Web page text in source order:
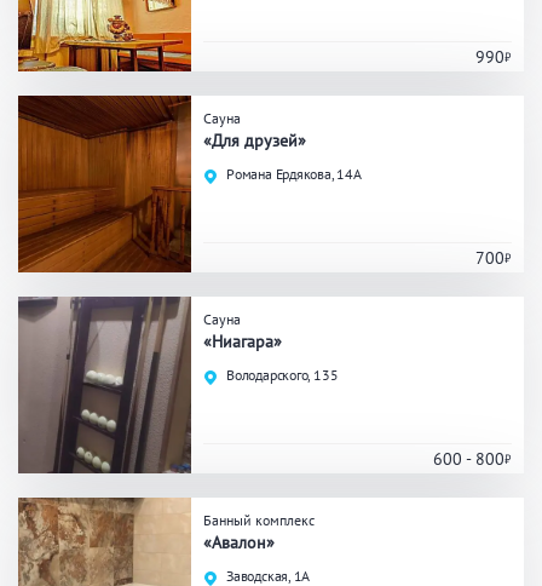
Вместимость
до 10 человек
от 20 человек
Массаж
Кедровая бочка
Парильщик/ банщик
СПА
Гидромассаж
Общие
990
Сауна
«Для друзей»
Романа Ердякова, 14А
700
Сауна
«Ниагара»
Володарского, 135
600 - 800
Банный комплекс
«Авалон»
Заводская, 1А